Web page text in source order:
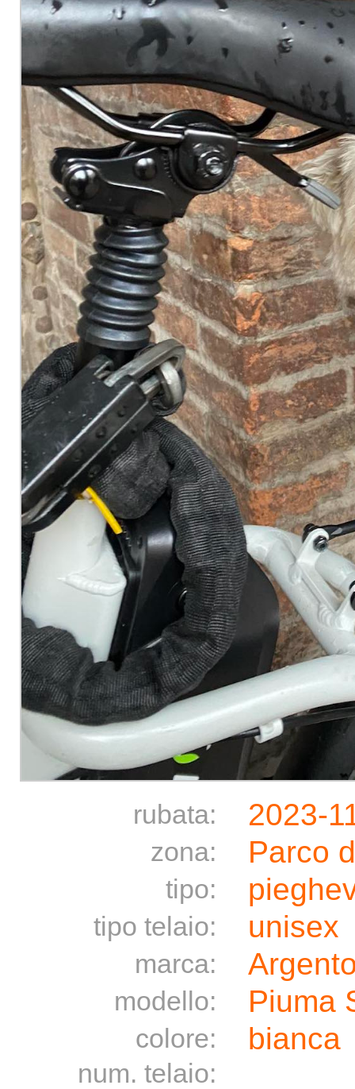
rubata: 2023-
zona: Parco
tipo:
tipo telaio: unisex
marca:
modello: Piuma
colore: bianca
num. telaio: